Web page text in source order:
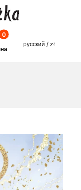
в корзине: 0.
русский / zł